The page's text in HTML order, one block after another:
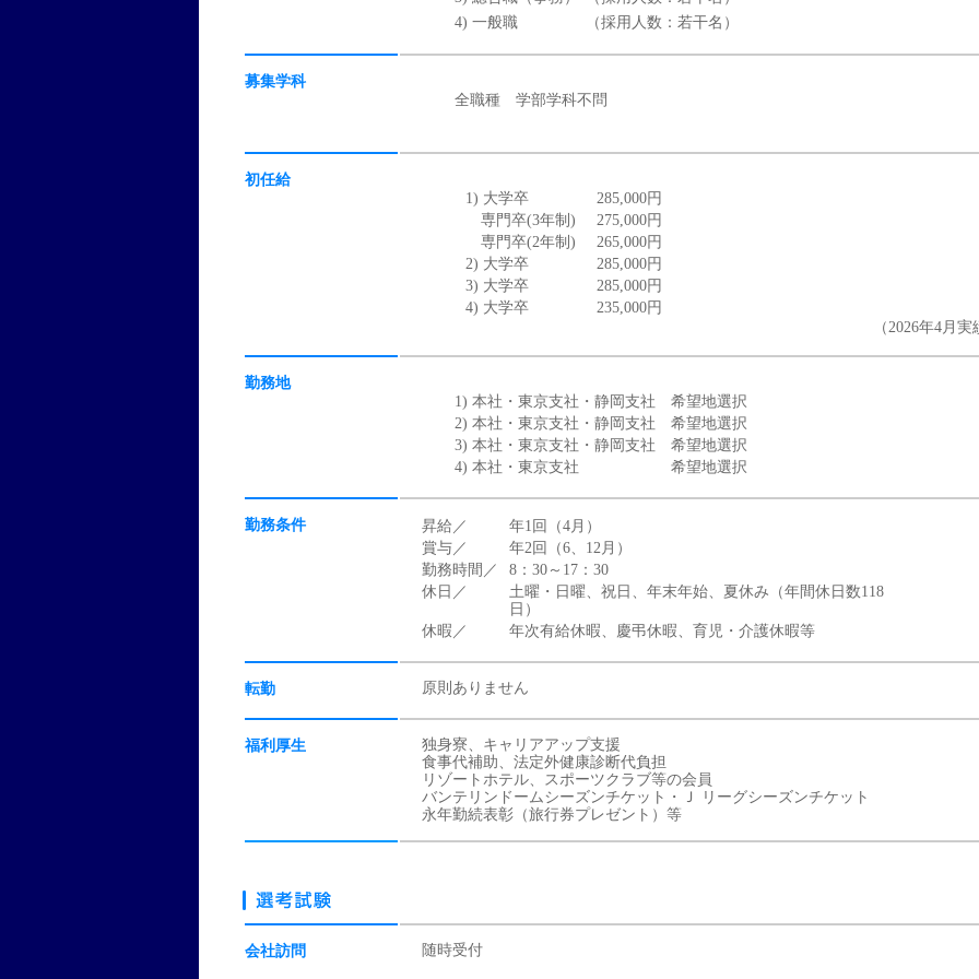
4) 一般職
（採用人数：若干名）
募集学科
全職種 学部学科不問
初任給
1) 大学卒
285,000円
専門卒(3年制)
275,000円
専門卒(2年制)
265,000円
2) 大学卒
285,000円
3) 大学卒
285,000円
4) 大学卒
235,000円
（2026年4月実
勤務地
1) 本社・東京支社・静岡支社 希望地選択
2) 本社・東京支社・静岡支社 希望地選択
3) 本社・東京支社・静岡支社 希望地選択
4) 本社・東京支社 希望地選択
勤務条件 昇給／
年1回（4月）
賞与／
年2回（6、12月）
勤務時間／
8：30～17：30
休日／
土曜・日曜、祝日、年末年始、夏休み（年間休日数118
日）
休暇／
年次有給休暇、慶弔休暇、育児・介護休暇等
転勤 原則ありません
福利厚生
独身寮、キャリアアップ支援
食事代補助、法定外健康診断代負担
リゾートホテル、スポーツクラブ等の会員
バンテリンドームシーズンチケット・Ｊ リーグシーズンチケット
永年勤続表彰（旅行券プレゼント）等
会社訪問 随時受付